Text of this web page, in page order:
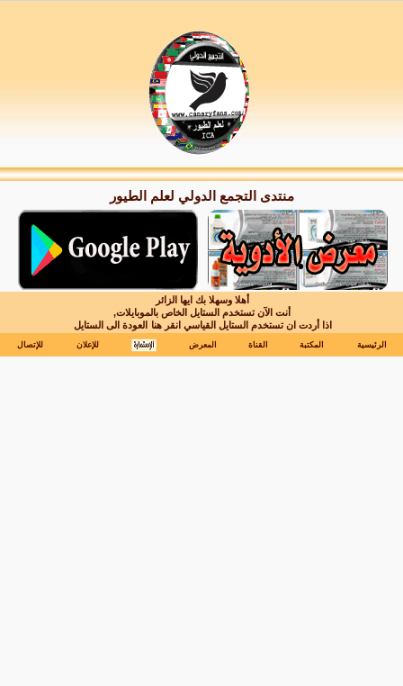
منتدى التجمع الدولي لعلم الطيور
أهلا وسهلا بك ايها الزائر
أنت الآن تستخدم الستايل الخاص بالموبايلات,
اذا أردت ان تستخدم الستايل القياسي انقر هنا العودة الى الستايل
الرئيسية المكتبة القناة المعرض للإعلان للإتصال